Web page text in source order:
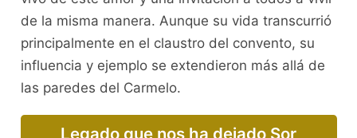
de la misma manera. Aunque su vida transcurrió
principalmente en el claustro del convento, su
influencia y ejemplo se extendieron más allá de
las paredes del Carmelo.
Legado que nos ha dejado Sor